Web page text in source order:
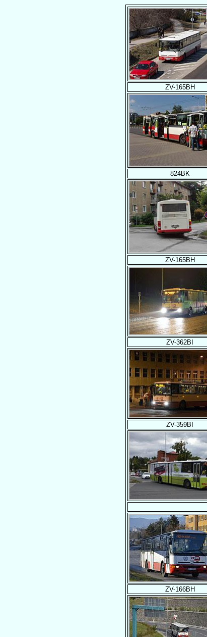
ZV-165BH
824BK
ZV-165BH
ZV-362BI
ZV-359BI
ZV-166BH